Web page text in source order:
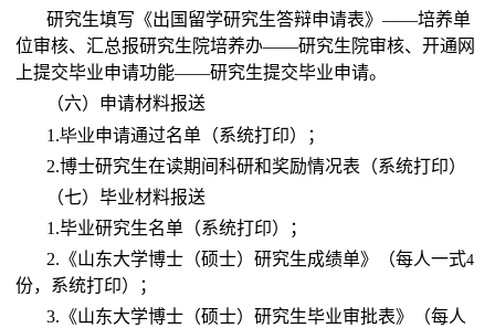
研究生填写《出国留学研究生答辩申请表》——培养单
位审核、汇总报研究生院培养办——研究生院审核、开通网
上提交毕业申请功能——研究生提交毕业申请。
（六）申请材料报送
1.毕业申请通过名单（系统打印）；
2.博士研究生在读期间科研和奖励情况表（系统打印）
（七）毕业材料报送
1.毕业研究生名单（系统打印）；
2. 《山东大学博士（硕士）研究生成绩单》（每人一式4
份，系统打印）；
3. 《山东大学博士（硕士）研究生毕业审批表》（每人